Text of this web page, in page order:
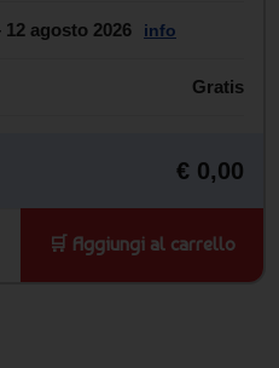
12 agosto 2026 info
Gratis
€ 0,00
🛒 Aggiungi al carrello